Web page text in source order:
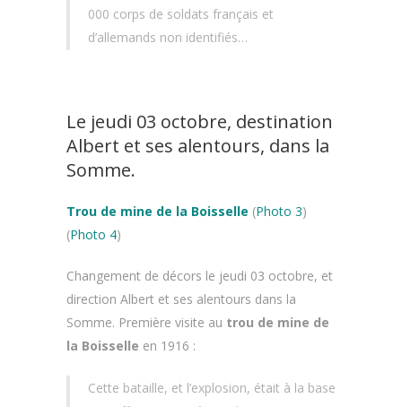
000 corps de soldats français et
d’allemands non identifiés…
Le jeudi 03 octobre, destination
Albert et ses alentours, dans la
Somme.
Trou de mine de la Boisselle (Photo 3)
(Photo 4)
Changement de décors le jeudi 03 octobre, et
direction Albert et ses alentours dans la
Somme. Première visite au trou de mine de
la Boisselle en 1916 :
Cette bataille, et l’explosion, était à la base